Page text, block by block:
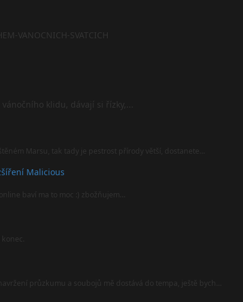
klidu, dávají si řízky,...
Marsu, tak tady je pestrost přírody větší, dostanete…
Malicious
baví ma to moc :) zbožňujem…
průzkumu a soubojů mě dostává do tempa, ještě bych…